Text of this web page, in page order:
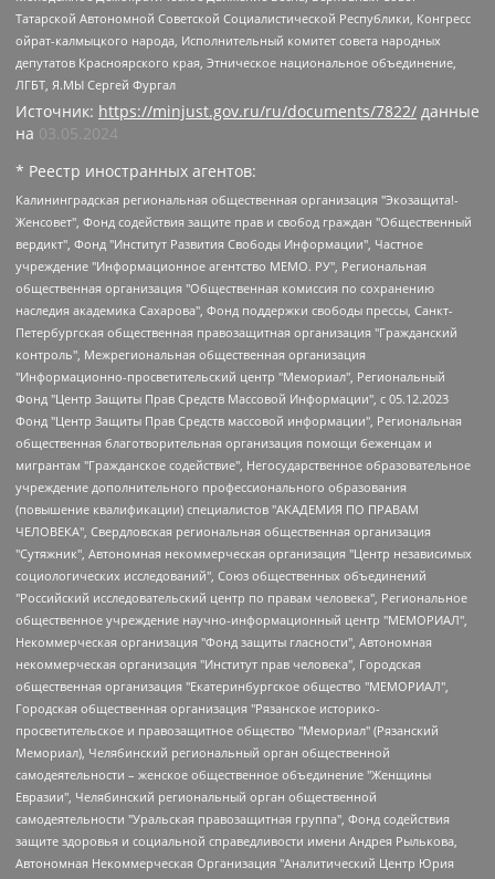
Татарской Автономной Советской Социалистической Республики, Конгресс
ойрат-калмыцкого народа, Исполнительный комитет совета народных
депутатов Красноярского края, Этническое национальное объединение,
ЛГБТ, Я.МЫ Сергей Фургал
Источник: https://minjust.gov.ru/ru/documents/7822/ данные
на 03.05.2024
* Реестр иностранных агентов:
Калининградская региональная общественная организация "Экозащита!-Женсовет", Фонд содействия защите прав и свобод граждан "Общественный вердикт", Фонд "Институт Развития Свободы Информации", Частное учреждение "Информационное агентство МЕМО. РУ", Региональная общественная организация "Общественная комиссия по сохранению наследия академика Сахарова", Фонд поддержки свободы прессы, Санкт-Петербургская общественная правозащитная организация "Гражданский контроль", Межрегиональная общественная организация "Информационно-просветительский центр "Мемориал", Региональный Фонд "Центр Защиты Прав Средств Массовой Информации", с 05.12.2023 Фонд "Центр Защиты Прав Средств массовой информации", Региональная общественная благотворительная организация помощи беженцам и мигрантам "Гражданское содействие", Негосударственное образовательное учреждение дополнительного профессионального образования (повышение квалификации) специалистов "АКАДЕМИЯ ПО ПРАВАМ ЧЕЛОВЕКА", Свердловская региональная общественная организация "Сутяжник", Автономная некоммерческая организация "Центр независимых социологических исследований", Союз общественных объединений "Российский исследовательский центр по правам человека", Региональное общественное учреждение научно-информационный центр "МЕМОРИАЛ", Некоммерческая организация "Фонд защиты гласности", Автономная некоммерческая организация "Институт прав человека", Городская общественная организация "Екатеринбургское общество "МЕМОРИАЛ", Городская общественная организация "Рязанское историко-просветительское и правозащитное общество "Мемориал" (Рязанский Мемориал), Челябинский региональный орган общественной самодеятельности – женское общественное объединение "Женщины Евразии", Челябинский региональный орган общественной самодеятельности "Уральская правозащитная группа", Фонд содействия защите здоровья и социальной справедливости имени Андрея Рылькова, Автономная Некоммерческая Организация "Аналитический Центр Юрия Левады", Автономная некоммерческая организация социальной поддержки населения "Проект Апрель", Региональная общественная организация помощи женщинам и детям, находящимся в кризисной ситуации "Информационно-методический центр "Анна", Фонд содействия развитию массовых коммуникаций и правовому просвещению "Так-так-Так", Фонд содействия устойчивому развитию "Серебряная тайга", Свердловский региональный общественный фонд социальных проектов "Новое время", "Idel.Реалии", Кавказ.Реалии, Крым.Реалии, Телеканал Настоящее Время, Татаро-башкирская служба Радио Свобода (Azatliq Radiosi), Радио Свободная Европа/Радио Свобода (PCE/PC), "Сибирь.Реалии", "Фактограф", Благотворительный фонд помощи осужденным и их семьям, Автономная некоммерческая организация "Институт глобализации и социальных движений", Фонд "В защиту прав заключенных", Частное учреждение "Центр поддержки и содействия развитию средств массовой информации", Пензенский региональный общественный благотворительный фонд "Гражданский союз", "Север.Реалии", Некоммерческая организация Фонд "Правовая инициатива", Общество с ограниченной ответственностью "Радио Свободная Европа/Радио Свобода", Чешское информационное агентство "MEDIUM-ORIENT", Красноярская региональная общественная организация "Мы против СПИДа", Камалягин Денис Николаевич, Маркелов Сергей Евгеньевич, Пономарев Лев Александрович, Савицкая Людмила Алексеевна, Автономная некоммерческая организация "Центр по работе с проблемой насилия "НАСИЛИЮ.НЕТ", Межрегиональный профессиональный союз работников здравоохранения "Альянс врачей", Юридическое лицо, зарегистрированное в Латвийской Республике, SIA "Medusa Project" (регистрационный номер 40103797863, дата регистрации 10.06.2014), Некоммерческая организация "Фонд по борьбе с коррупцией", Автономная некоммерческая организация "Институт права и публичной политики", Баданин Роман Сергеевич, Гликин Максим Александрович, Железнова Мария Михайловна, Лукьянова Юлия Сергеевна, Маетная Елизавета Витальевна, Маняхин Петр Борисович, Чуракова Ольга Владимировна, Ярош Юлия Петровна, Юридическое лицо "The Insider SIA", зарегистрированное в Риге, Латвийская Республика (дата регистрации 26.06.2015), являющееся администратором доменного имени интернет-издания "The Insider SIA", https://theins.ru, Постернак Алексей Евгеньевич, Рубин Михаил Аркадьевич, Анин Роман Александрович, Юридическое лицо Istories fonds, зарегистрированное в Латвийской Республике (регистрационный номер 50008295751, дата регистрации 24.02.2020), Великовский Дмитрий Александрович, Долинина Ирина Николаевна, Мароховская Алеся Алексеевна, Шлейнов Роман Юрьевич, Шмагун Олеся Валентиновна, Общество с ограниченной ответственностью "Альтаир 2021", Общество с ограниченной ответственностью "Вега 2021", Общество с ограниченной ответственностью "Главный редактор 2021", Общество с ограниченной ответственностью "Ромашки монолит", Важенков Артем Валерьевич, Ивановская областная общественная организация "Центр гендерных исследований", Гурман Юрий Альбертович, Медиапроект "ОВД-Инфо", Егоров Владимир Владимирович, Жилинский Владимир Александрович, Общество с ограниченной ответственностью "ЗП", Иванова София Юрьевна, Карезина Инна Павловна, Кильтау Екатерина Викторовна, Петров Алексей Викторович, Пискунов Сергей Евгеньевич, Смирнов Сергей Сергеевич, Тихонов Михаил Сергеевич, Общество с ограниченной ответственностью "ЖУРНАЛИСТ-ИНОСТРАННЫЙ АГЕНТ", Арапова Галина Юрьевна, Вольтская Татьяна Анатольевна, Американская компания "Mason G.E.S. Anonymous Foundation" (США), являющаяся владельцем интернет-издания https://mnews.world/, Компания "Stichting Bellingcat", зарегистрированная в Нидерландах (дата регистрации 11.07.2018), Захаров Андрей Вячеславович, Клепиковская Екатерина Дмитриевна, Общество с ограниченной ответственностью "МЕМО", Перл Роман Александрович, Симонов Евгений Алексеевич, Соловьева Елена Анатольевна, Сотников Даниил Владимирович, Сурначева Елизавета Дмитриевна, Автономная некоммерческая организация по защите прав человека и информированию населения "Якутия – Наше Мнение", Общество с ограниченной ответственностью "Москоу диджитал медиа", с 26.01.2023 Общество с ограниченной ответственностью "Чайка Белые сады", Ветошкина Валерия Валерьевна, Заговора Максим Александрович, Межрегиональное общественное движение "Российская ЛГБТ - сеть", Оленичев Максим Владимирович, Павлов Иван Юрьевич, Скворцова Елена Сергеевна, Общество с ограниченной ответственностью "Как бы инагент", Кочетков Игорь Викторович, Общество с ограниченной ответственностью "Честные выборы", Еланчик Олег Александрович, Общество с ограниченной ответственностью "Нобелевский призыв", Гималова Регина Эмилевна, Григорьев Андрей Валерьевич, Григорьева Алина Александровна, Ассоциация по содействию защите прав призывников, альтернативнослужащих и военнослужащих "Правозащитная группа "Гражданин.Армия.Право", Хисамова Регина Фаритовна, Автономная некоммерческая организация по реализации социально-правовых программ "Лилит", Дальневосточное общественное движение "Маяк", Санкт-Петербургская ЛГБТ-инициативная группа "Выход", Инициативная группа ЛГБТ+ "Реверс", Алексеев Андрей Викторович, Бекбулатова Таисия Львовна, Беляев Иван Михайлович, Владыкина Елена Сергеевна, Гельман Марат Александрович, Никульшина Вероника Юрьевна, Толоконникова Надежда Андреевна, Шендерович Виктор Анатольевич, Общество с ограниченной ответственностью "Данное сообщение", Общество с ограниченной ответственностью Издательский дом "Новая глава", Айнбиндер Александра Александровна, Московский комьюнити-центр для ЛГБТ+инициатив, Благотворительный фонд развития филантропии, Deutsche Welle (Германия, Kurt-Schumacher-Strasse 3, 53113 Bonn), Борзунова Мария Михайловна, Воробьев Виктор Викторович, Голубева Анна Львовна, Константинова Алла Михайловна, Малкова Ирина Владимировна, Мурадов Мурад Абдулгалимович, Осетинская Елизавета Николаевна, Понасенков Евгений Николаевич, Ганапольский Матвей Юрьевич, Киселев Евгений Алексеевич, Борухович Ирина Григорьевна, Дремин Иван Тимофеевич, Дубровский Дмитрий Викторович, Красноярская региональная общественная организация поддержки и развития альтернативных образовательных технологий и межкультурных коммуникаций "ИНТЕРРА", Маяковская Екатерина Алексеевна, Фейгин Марк Захарович, Филимонов Андрей Викторович, Дзугкоева Регина Николаевна, Доброхотов Роман Александрович, Дудь Юрий Александрович, Елкин Сергей Владимирович, Кругликов Кирилл Игоревич, Сабунаева Мария Леонидовна, Семенов Алексей Владимирович, Шаинян Карен Багратович, Шульман Екатерина Михайловна, Асафьев Артур Валерьевич, Вахштайн Виктор Семенович, Венедиктов Алексей Алексеевич, Лушникова Екатерина Евгеньевна, Волков Леонид Михайлович, Невзоров Александр Глебович, Пархоменко Сергей Борисович, Сироткин Ярослав Николаевич, Кара-Мурза Владимир Владимирович, Баранова Наталья Владимировна, Гозман Леонид Яковлевич, Кагарлицкий Борис Юльевич, Климарев Михаил Валерьевич, Милов Владимир Станиславович, Автономная некоммерческая организация Краснодарский центр современного искусства "Типография", Моргенштерн Алишер Тагирович, Соболь Любовь Эдуардовна, Общество с ограниченной ответственностью "ЛИЗА НОРМ", Каспаров Гарри Кимович, Ходорковский Михаил Борисович, Общество с ограниченной ответственностью "Апрельские тезисы", Данилович Ирина Брониславовна, Кашин Олег Владимирович, Петров Николай Владимирович, Пивоваров Алексей Владимирович, Соколов Михаил Владимирович, Цветкова Юлия Владимировна, Чичваркин Евгений Александрович, Комитет против пыток/Команда против пыток, Общество с ограниченной ответственностью "Первый научный", Общество с ограниченной ответственностью "Вертолет и ко", Белоцерковская Вероника Борисовна, Кац Максим Евгеньевич, Лазарева Татьяна Юрьевна, Шаведдинов Руслан Табризович, Яшин Илья Валерьевич, Общество с ограниченной ответственностью "Иноагент ААВ", Алешковский Дмитрий Петрович, Альбац Евгения Марковна, Быков Дмитрий Львович, Галямина Юлия Евгеньевна, Лойко Сергей Леонидович, Мартынов Кирилл Константинович, Медведев Сергей Александрович, Крашенинников Федор Геннадиевич, Гордеева Катерина Вл